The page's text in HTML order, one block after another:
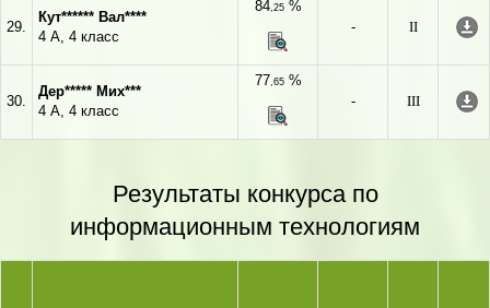
29.
Кут****** Вал****
4 А, 4 класс
84,25%
-
II
30.
Дер***** Мих***
4 А, 4 класс
77,65%
-
III
Результаты конкурса по
информационным технологиям